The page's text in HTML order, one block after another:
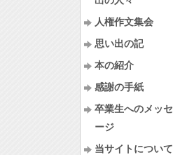
人権作文集会
思い出の記
本の紹介
感謝の手紙
卒業生へのメッセ
ージ
当サイトについて